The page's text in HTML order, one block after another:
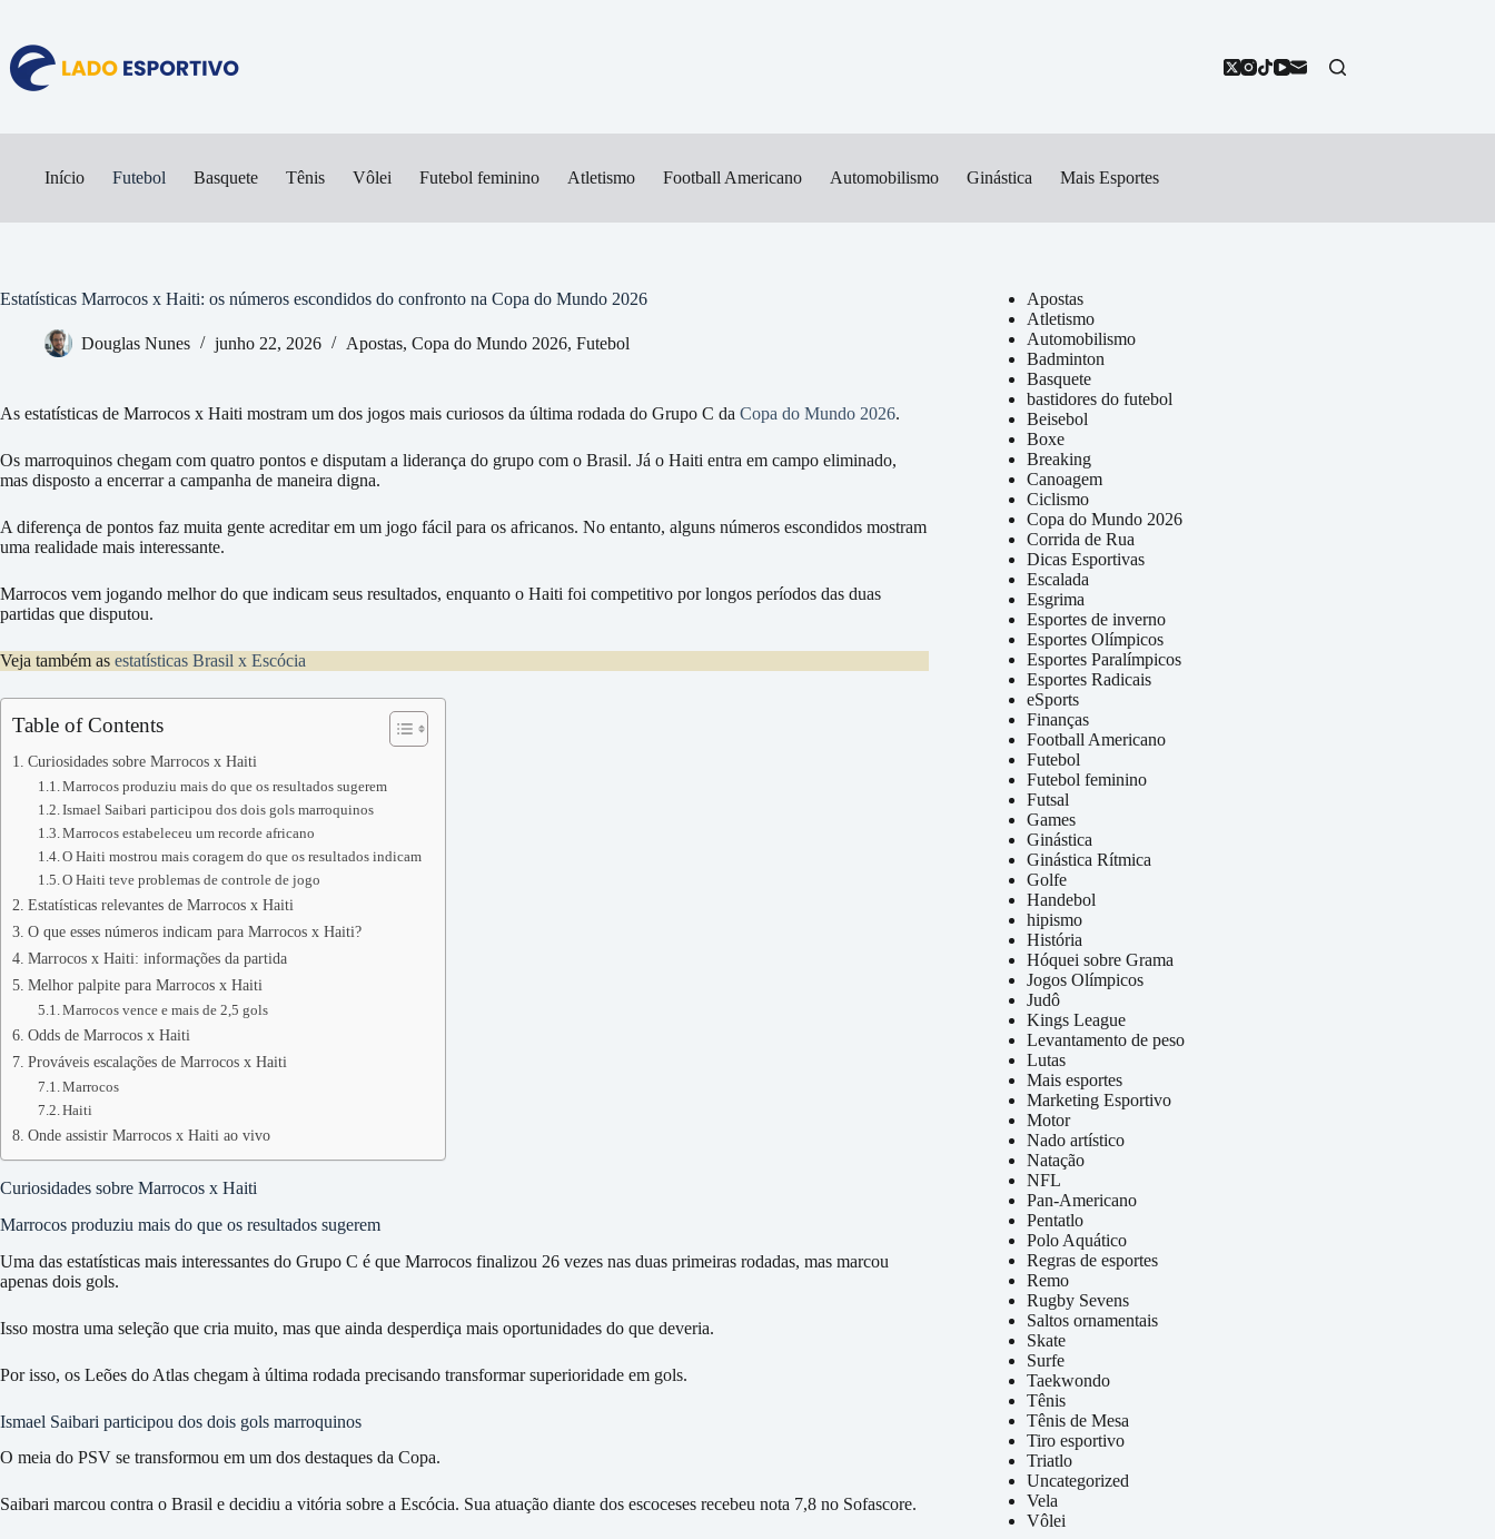
conteúdo
Início Futebol Basquete Tênis Vôlei Futebol feminino Atletismo Football Americano Automobilismo Ginástica Mais Esportes
Estatísticas Marrocos x Haiti: os números escondidos do confronto na Copa do Mundo 2026
Douglas Nunes junho 22, 2026 Apostas, Copa do Mundo 2026, Futebol
As estatísticas de Marrocos x Haiti mostram um dos jogos mais curiosos da última rodada do Grupo C da Copa do Mundo 2026.
Os marroquinos chegam com quatro pontos e disputam a liderança do grupo com o Brasil. Já o Haiti entra em campo eliminado,
mas disposto a encerrar a campanha de maneira digna.
A diferença de pontos faz muita gente acreditar em um jogo fácil para os africanos. No entanto, alguns números escondidos mostram
uma realidade mais interessante.
Marrocos vem jogando melhor do que indicam seus resultados, enquanto o Haiti foi competitivo por longos períodos das duas
partidas que disputou.
Veja também as estatísticas Brasil x Escócia
Table of Contents
Curiosidades sobre Marrocos x Haiti
Marrocos produziu mais do que os resultados sugerem
Ismael Saibari participou dos dois gols marroquinos
Marrocos estabeleceu um recorde africano
O Haiti mostrou mais coragem do que os resultados indicam
O Haiti teve problemas de controle de jogo
Estatísticas relevantes de Marrocos x Haiti
O que esses números indicam para Marrocos x Haiti?
Marrocos x Haiti: informações da partida
Melhor palpite para Marrocos x Haiti
Marrocos vence e mais de 2,5 gols
Odds de Marrocos x Haiti
Prováveis escalações de Marrocos x Haiti
Marrocos
Haiti
Onde assistir Marrocos x Haiti ao vivo
Curiosidades sobre Marrocos x Haiti
Marrocos produziu mais do que os resultados sugerem
Uma das estatísticas mais interessantes do Grupo C é que Marrocos finalizou 26 vezes nas duas primeiras rodadas, mas marcou
apenas dois gols.
Isso mostra uma seleção que cria muito, mas que ainda desperdiça mais oportunidades do que deveria.
Por isso, os Leões do Atlas chegam à última rodada precisando transformar superioridade em gols.
Ismael Saibari participou dos dois gols marroquinos
O meia do PSV se transformou em um dos destaques da Copa.
Saibari marcou contra o Brasil e decidiu a vitória sobre a Escócia. Sua atuação diante dos escoceses recebeu nota 7,8 no Sofascore.
Apostas
Atletismo
Automobilismo
Badminton
Basquete
bastidores do futebol
Beisebol
Boxe
Breaking
Canoagem
Ciclismo
Copa do Mundo 2026
Corrida de Rua
Dicas Esportivas
Escalada
Esgrima
Esportes de inverno
Esportes Olímpicos
Esportes Paralímpicos
Esportes Radicais
eSports
Finanças
Football Americano
Futebol
Futebol feminino
Futsal
Games
Ginástica
Ginástica Rítmica
Golfe
Handebol
hipismo
História
Hóquei sobre Grama
Jogos Olímpicos
Judô
Kings League
Levantamento de peso
Lutas
Mais esportes
Marketing Esportivo
Motor
Nado artístico
Natação
NFL
Pan-Americano
Pentatlo
Polo Aquático
Regras de esportes
Remo
Rugby Sevens
Saltos ornamentais
Skate
Surfe
Taekwondo
Tênis
Tênis de Mesa
Tiro esportivo
Triatlo
Uncategorized
Vela
Vôlei